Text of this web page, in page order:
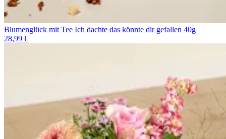
Blumenglück mit Tee Ich dachte das könnte dir gefallen 40g
28,99 €